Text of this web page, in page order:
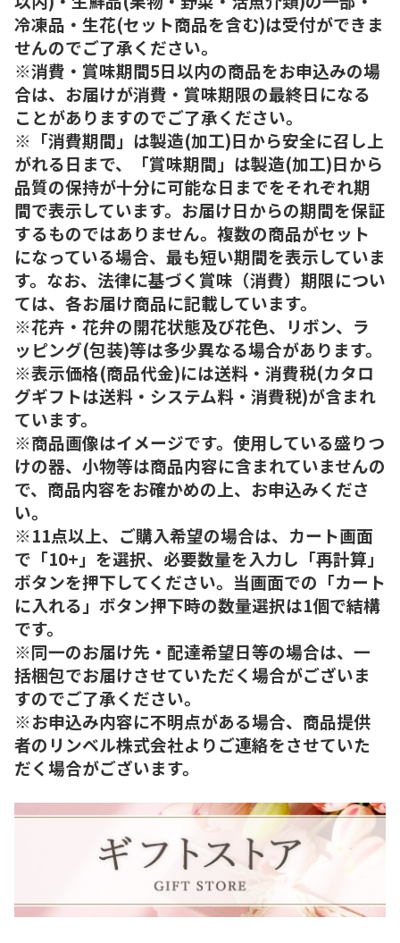
冷凍品・生花(セット商品を含む)は受付ができま
せんのでご了承ください。
※消費・賞味期間5日以内の商品をお申込みの場
合は、お届けが消費・賞味期限の最終日になる
ことがありますのでご了承ください。
※「消費期間」は製造(加工)日から安全に召し上
がれる日まで、「賞味期間」は製造(加工)日から
品質の保持が十分に可能な日までをそれぞれ期
間で表示しています。お届け日からの期間を保証
するものではありません。複数の商品がセット
になっている場合、最も短い期間を表示していま
す。なお、法律に基づく賞味（消費）期限につい
ては、各お届け商品に記載しています。
※花卉・花弁の開花状態及び花色、リボン、ラ
ッピング(包装)等は多少異なる場合があります。
※表示価格(商品代金)には送料・消費税(カタロ
グギフトは送料・システム料・消費税)が含まれ
ています。
※商品画像はイメージです。使用している盛りつ
けの器、小物等は商品内容に含まれていませんの
で、商品内容をお確かめの上、お申込みくださ
い。
※11点以上、ご購入希望の場合は、カート画面
で「10+」を選択、必要数量を入力し「再計算」
ボタンを押下してください。当画面での「カート
に入れる」ボタン押下時の数量選択は1個で結構
です。
※同一のお届け先・配達希望日等の場合は、一
括梱包でお届けさせていただく場合がございま
すのでご了承ください。
※お申込み内容に不明点がある場合、商品提供
者のリンベル株式会社よりご連絡をさせていた
だく場合がございます。